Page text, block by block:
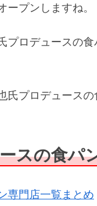
プンしますね。
プロデュースの
氏プロデュース
スの食パ
専門店一覧まとめ